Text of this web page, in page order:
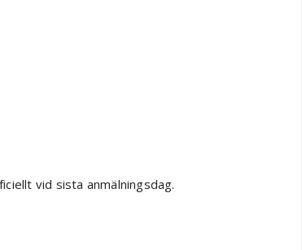
vid sista anmälningsdag.